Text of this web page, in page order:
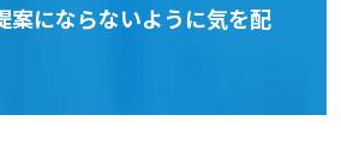
案にならないように気を配